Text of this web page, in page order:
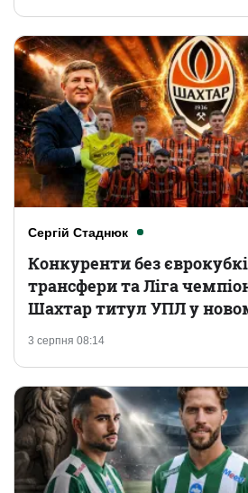
Сергій Стаднюк
3 серпня 08:14
Конкуренти без
трансфери та Ліга
Шахтар титул УПЛ у